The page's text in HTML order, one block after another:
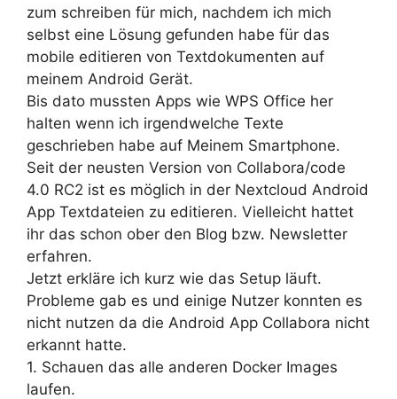
zum schreiben für mich, nachdem ich mich
selbst eine Lösung gefunden habe für das
mobile editieren von Textdokumenten auf
meinem Android Gerät.
Bis dato mussten Apps wie WPS Office her
halten wenn ich irgendwelche Texte
geschrieben habe auf Meinem Smartphone.
Seit der neusten Version von Collabora/code
4.0 RC2 ist es möglich in der Nextcloud Android
App Textdateien zu editieren. Vielleicht hattet
ihr das schon ober den Blog bzw. Newsletter
erfahren.
Jetzt erkläre ich kurz wie das Setup läuft.
Probleme gab es und einige Nutzer konnten es
nicht nutzen da die Android App Collabora nicht
erkannt hatte.
1. Schauen das alle anderen Docker Images
laufen.